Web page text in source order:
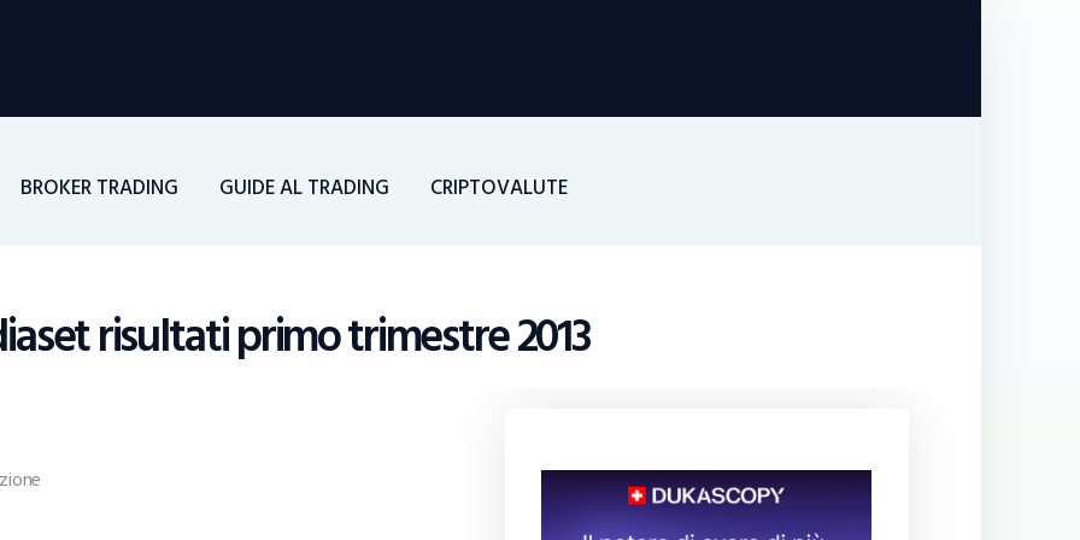
BROKER TRADING GUIDE AL TRADING CRIPTOVALUTE
risultati primo trimestre 2013
Borsa
Al Trading